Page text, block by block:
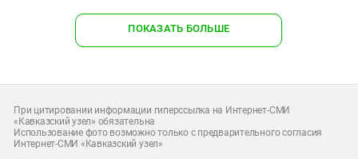
ПОКАЗАТЬ БОЛЬШЕ
При цитировании информации гиперссылка на Интернет-СМИ
«Кавказский узел» обязательна
Использование фото возможно только с предварительного согласия
Интернет-СМИ «Кавказский узел»